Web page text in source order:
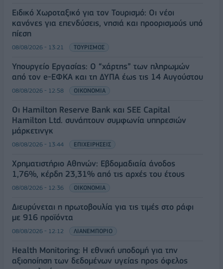
Ειδικό Χωροταξικό για τον Τουρισμό: Οι νέοι
κανόνες για επενδύσεις, νησιά και προορισμούς υπό
πίεση
08/08/2026 - 13:21 ΤΟΥΡΙΣΜΟΣ
Υπουργείο Εργασίας: Ο “χάρτης” των πληρωμών
από τον e-ΕΦΚΑ και τη ΔΥΠΑ έως τις 14 Αυγούστου
08/08/2026 - 12:58 ΟΙΚΟΝΟΜΙΑ
Οι Hamilton Reserve Bank και SEE Capital
Hamilton Ltd. συνάπτουν συμφωνία υπηρεσιών
μάρκετινγκ
08/08/2026 - 13:44 ΕΠΙΧΕΙΡΗΣΕΙΣ
Χρηματιστήριο Αθηνών: Εβδομαδιαία άνοδος
1,76%, κέρδη 23,31% από τις αρχές του έτους
08/08/2026 - 12:36 ΟΙΚΟΝΟΜΙΑ
Διευρύνεται η πρωτοβουλία για τις τιμές στο ράφι
με 916 προϊόντα
08/08/2026 - 12:12 ΛΙΑΝΕΜΠΟΡΙΟ
Health Monitoring: Η εθνική υποδομή για την
αξιοποίηση των δεδομένων υγείας προς όφελος